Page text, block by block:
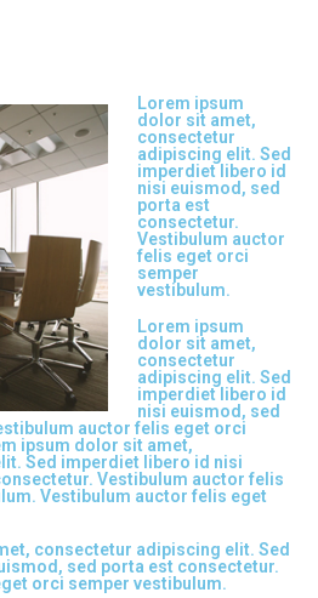
Lorem ipsum
dolor sit amet,
consectetur
adipiscing elit. Sed
imperdiet libero id
nisi euismod, sed
porta est
consectetur.
Vestibulum auctor
felis eget orci
semper
vestibulum.
Lorem ipsum
dolor sit amet,
consectetur
adipiscing elit. Sed
imperdiet libero id
nisi euismod, sed
auctor felis eget orci
ipsum dolor sit amet,
Sed imperdiet libero id nisi
Vestibulum auctor felis
Vestibulum auctor felis eget
consectetur adipiscing elit. Sed
sed porta est consectetur.
orci semper vestibulum.